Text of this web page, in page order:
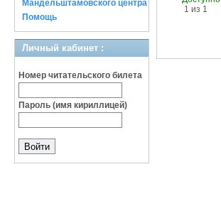
Мандельштамовского центра
Помощь
Личный кабинет :
Номер читательского билета
Пароль (имя кириллицей)
1 из 1